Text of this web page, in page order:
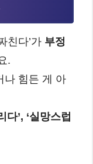
친다’가 부정
.
나 힘든 게 아
다’, ‘실망스럽